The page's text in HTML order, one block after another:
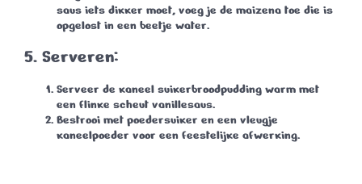
saus iets dikker moet, voeg je de maizena toe die is
opgelost in een beetje water.
5. Serveren:
Serveer de kaneel suikerbroodpudding warm met
een flinke scheut vanillesaus.
Bestrooi met poedersuiker en een vleugje
kaneelpoeder voor een feestelijke afwerking.